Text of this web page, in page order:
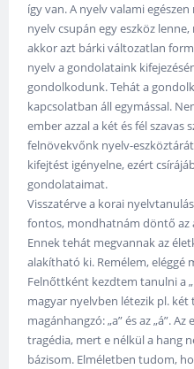
így van. A nyelv valami
nyelv csupán egy eszköz
akkor azt bárki változatlan
nyelv a gondolataink
gondolkodunk. Tehát a
kapcsolatban áll egymással.
ember azzal a két és fél szavas
felnövekvőnk nyelv-
kifejtést igényelne, ezért
gondolataimat.
Visszatérve a korai
fontos, mondhatnám döntő az
Ennek tehát megvannak az
alakítható ki. Remélem, eléggé
Felnőttként kezdtem tanulni a
magyar nyelvben létezik pl.
magánhangzó: „a” és az „á”.
tragédia, mert e nélkül a hang
bázisom. Elméletben tudom,